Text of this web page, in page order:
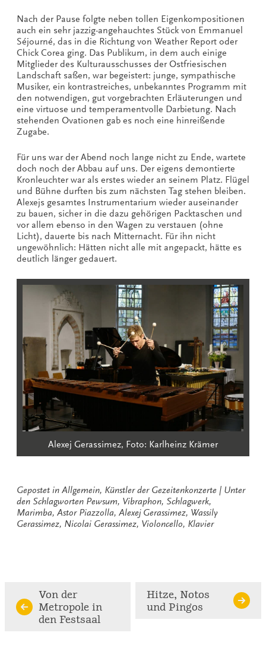
Nach der Pause folgte neben tollen Eigenkompositionen
auch ein sehr jazzig-angehauchtes Stück von Emmanuel
Séjourné, das in die Richtung von Weather Report oder
Chick Corea ging. Das Publikum, in dem auch einige
Mitglieder des Kulturausschusses der Ostfriesischen
Landschaft saßen, war begeistert: junge, sympathische
Musiker, ein kontrastreiches, unbekanntes Programm mit
den notwendigen, gut vorgebrachten Erläuterungen und
eine virtuose und temperamentvolle Darbietung. Nach
stehenden Ovationen gab es noch eine hinreißende
Zugabe.
Für uns war der Abend noch lange nicht zu Ende, wartete
doch noch der Abbau auf uns. Der eigens demontierte
Kronleuchter war als erstes wieder an seinem Platz. Flügel
und Bühne durften bis zum nächsten Tag stehen bleiben.
Alexejs gesamtes Instrumentarium wieder auseinander
zu bauen, sicher in die dazu gehörigen Packtaschen und
vor allem ebenso in den Wagen zu verstauen (ohne
Licht), dauerte bis nach Mitternacht. Für ihn nicht
ungewöhnlich: Hätten nicht alle mit angepackt, hätte es
deutlich länger gedauert.
Alexej Gerassimez, Foto: Karlheinz Krämer
Gepostet in Allgemein, Künstler der Gezeitenkonzerte
Unter
den Schlagworten Pewsum, Vibraphon, Schlagwerk,
Marimba, Astor Piazzolla, Alexej Gerassimez, Wassily
Gerassimez, Nicolai Gerassimez, Violoncello, Klavier
Continue
Reading
Von der
Metropole in
den Festsaal
Hitze, Notos
und Pingos